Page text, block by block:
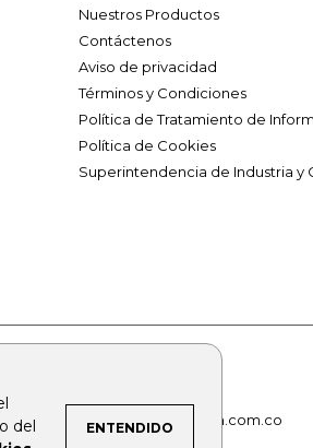
del
ENTENDIDO
Nuestros Productos
Contáctenos
Aviso de privacidad
Términos y Condiciones
Política de Tratamiento de
Política de Cookies
Superintendencia de Industria y
lafm.com.co
alerta.com.co